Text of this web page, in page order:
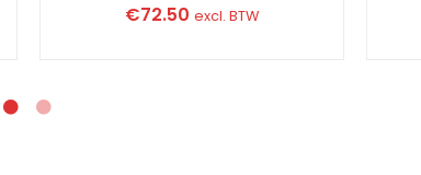
€72.50 excl. BTW